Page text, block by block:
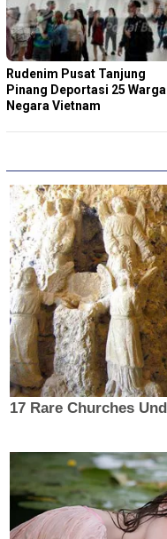
Rudenim Pusat Tanjung
Pinang Deportasi 25 Warga
Negara Vietnam